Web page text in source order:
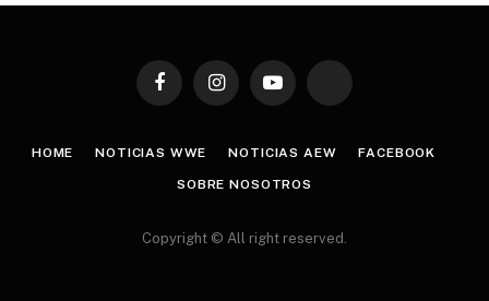
FacebookInstagramYouTube TikTok
HOME NOTICIAS WWE NOTICIAS AEW FACEBOOK
SOBRE NOSOTROS
Copyright © All right reserved.